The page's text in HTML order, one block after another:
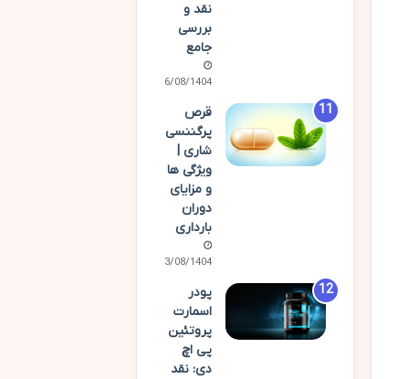
نقد و
بررسی
جامع
16/08/1404
قرص
پرگننسی
شاری |
ویژگی ها
و مزایای
دوران
بارداری
13/08/1404
پودر
اسمارت
پروتئین
پی اچ
دی: نقد